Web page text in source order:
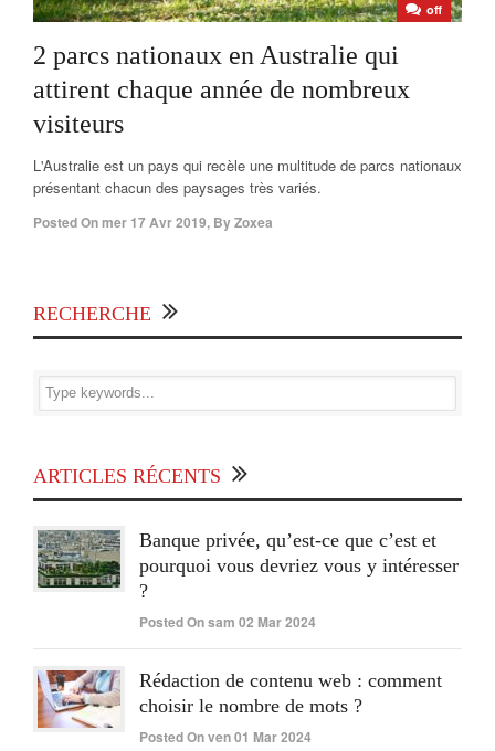
off
2 parcs nationaux en Australie qui
attirent chaque année de nombreux
visiteurs
L'Australie est un pays qui recèle une multitude de parcs nationaux
présentant chacun des paysages très variés.
Posted Onmer 17 Avr 2019, ByZoxea
RECHERCHE
ARTICLES RÉCENTS
Banque privée, qu’est-ce que c’est et
pourquoi vous devriez vous y intéresser
?
Posted On sam 02 Mar 2024
Rédaction de contenu web : comment
choisir le nombre de mots ?
Posted On ven 01 Mar 2024